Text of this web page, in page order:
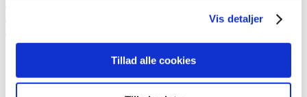
Vis detaljer
Tillad alle cookies
Arrangementer